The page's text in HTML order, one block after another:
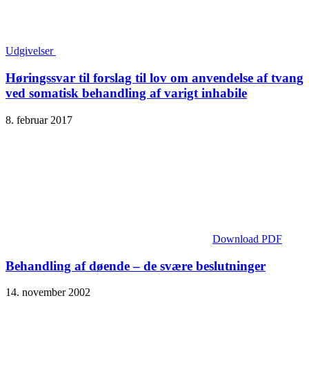
Udgivelser
Høringssvar til forslag til lov om anvendelse af tvang
ved somatisk behandling af varigt inhabile
8. februar 2017
Download PDF
Behandling af døende – de svære beslutninger
14. november 2002